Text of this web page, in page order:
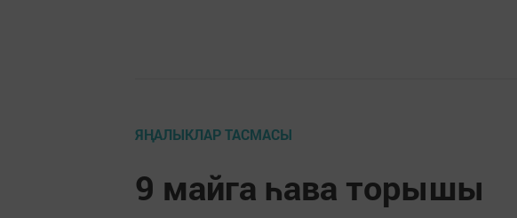
ЯҢАЛЫКЛАР ТАСМАСЫ
9 майга һава торышы